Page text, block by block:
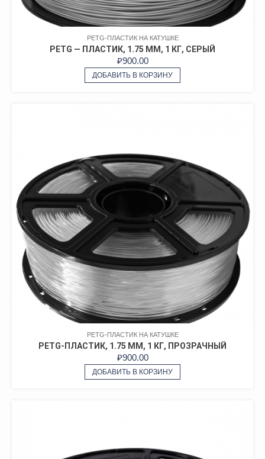
PETG-ПЛАСТИК НА КАТУШКЕ
PETG — ПЛАСТИК, 1.75 ММ, 1 КГ, СЕРЫЙ
₽900.00
ДОБАВИТЬ В КОРЗИНУ
PETG-ПЛАСТИК НА КАТУШКЕ
PETG-ПЛАСТИК, 1.75 ММ, 1 КГ, ПРОЗРАЧНЫЙ
₽900.00
ДОБАВИТЬ В КОРЗИНУ